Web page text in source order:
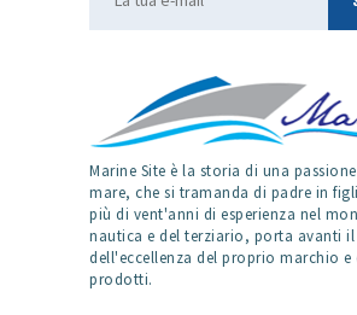
Marine Site è la storia di una
mare, che si tramanda di padre in
più di vent'anni di esperienza nel
nautica e del terziario, porta avanti
dell'eccellenza del proprio marchio e
prodotti.